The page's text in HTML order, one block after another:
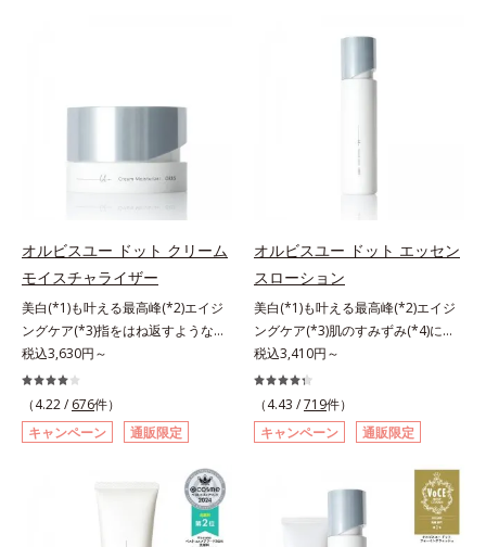
成独自の（Ｃ１２－２０）アルキル
ルから、汚れをはね返す水の膜をつ
*2 オルビス内でかつてないオイル
クレンジングのこと*3 ポーラ化成
独自の（Ｃ１２－２０）アルキルグ
による*6 キメの乱れによる＜使用
量目安＞適量＜使用ステップ＞オル
ビス ザ クレンジング オイル ⇒
洗顔料 ⇒ 化粧水 ⇒ 保湿液
※W洗顔が必要です＜使用方法＞1.
適量（2プッシュ程度）をとり、手
のひら全体にさっと広げます。2.肌
の上で軽くらせんを描くように、メ
イクとよくなじませます。※落ちに
くいメイクを落とす際は、乾いた手
にとり、メイクとしっかりなじませ
てください。3.メイクとなじんだ
ら、水またはぬるま湯でよく洗い流
ア後にこれひとつでライトメイク効
収剤やグリセリン、パラベンもフリ
ー処方。肌を休ませたい日、リモー
トワークの時、近所へちょこっとお
出かけする時など、しっかりメイク
は負担に感じる日におすすめです。
と不安…。いろいろケアしているの
そんな大人の肌悩みにアプローチす
プセルの表面は肌になじみやすい構
造(*4)。内包した美容成分(*5)の浸
透をサポートし、角層すみずみをう
るおいで満たします。さらに“うる
おいの通り道”を作って化粧水のな
じみ感をUP。化粧水前に使うこと
で、普段の化粧水の手ごたえをより
実感できる、しっとり整った肌状態
へ。化粧水前に2プッシュ使うだけ
で、うるおいのすき間にぐんぐん入
り込み、うるおいで満ち満ちたハリ
のある美肌へと整えます。*1 クチ
ナシ果実エキス、ハトムギ種子エキ
ス、ユズ果実エキス、水添レシチ
ン、フィトステロールズ、（Ｃ１２
－２０）アルキルグルコシドの組み
合わせが初（2023年4月 Mintel社デ
ータベースによる当社調べ）*2 う
オルビスユー ドット クリーム
モイスチャライザー
美白(*1)も叶える最高峰(*2)エイジ
ングケア(*3)指をはね返すような弾
力感が宿るハリ感 濃密フィットク
リーム。ハリも透明感(*4)も結果主
義。年齢サイン(*5)の因子に着目し
た肌科学エイジングケア(*3)シリー
ズ。オルビスユー ドットシリーズ
は、年齢による肌悩み一つ一つを対
処するのではなく、肌で起きている
ことの根本原因に着目。加齢ととも
に現れる年齢サインについて研究を
税込3,630円～
（4.22 / 676件）
キャンペーン
通販限定
オルビスユー ドット エッセン
スローション
美白(*1)も叶える最高峰(*2)エイジ
ングケア(*3)肌のすみずみ(*4)にし
みわたるうるおい充満ローション。
ハリも透明感(*5)も結果主義。年齢
サイン(*6)の因子に着目した肌科学
エイジングケア(*3)シリーズ。オル
ビスユー ドットシリーズは、年齢
による肌悩み一つ一つを対処するの
ではなく、肌で起きていることの根
本原因に着目。加齢とともに現れる
年齢サインについて研究を進めたと
税込3,410円～
（4.43 /719件）
キャンペーン
通販限定